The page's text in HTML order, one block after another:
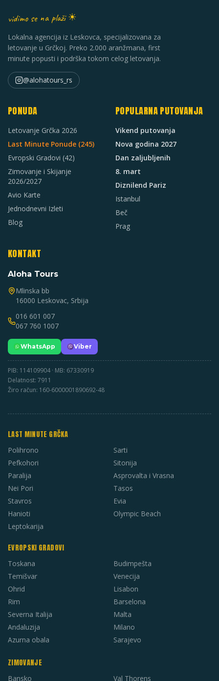
vidimo se na plaži ☀
Lokalna agencija iz Leskovca, specijalizovana za
letovanje u Grčkoj. Preko 2.000 aranžmana, first
minute popusti i podrška tokom celog letovanja.
@alohatours_rs
PONUDA
Letovanje Grčka 2026
Last Minute Ponude (245)
Evropski Gradovi (42)
Zimovanje i Skijanje
2026/2027
Avio Karte
Jednodnevni Izleti
Blog
POPULARNA PUTOVANJA
Vikend putovanja
Nova godina 2027
Dan zaljubljenih
8. mart
Diznilend Pariz
Istanbul
Beč
Prag
KONTAKT
Aloha Tours
Mlinska bb
16000 Leskovac, Srbija
016 601 007
067 760 1007
WhatsApp Viber
PIB: 114109904 · MB: 67330919
Delatnost: 7911
Žiro račun: 160-6000001890692-48
LAST MINUTE GRČKA
Polihrono
Pefkohori
Paralija
Nei Pori
Stavros
Hanioti
Leptokarija
Sarti
Sitonija
Asprovalta i Vrasna
Tasos
Evia
Olympic Beach
EVROPSKI GRADOVI
Toskana
Temišvar
Ohrid
Rim
Severna Italija
Andaluzija
Azurna obala
Budimpešta
Venecija
Lisabon
Barselona
Malta
Milano
Sarajevo
ZIMOVANJE
Bansko Val Thorens